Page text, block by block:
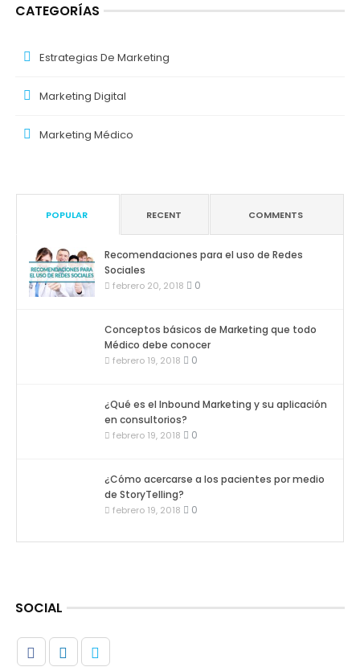
CATEGORÍAS
Estrategias De Marketing
Marketing Digital
Marketing Médico
POPULAR RECENT COMMENTS
Recomendaciones para el uso de Redes
Sociales
febrero 20, 2018 0
Conceptos básicos de Marketing que todo
Médico debe conocer
febrero 19, 2018 0
¿Qué es el Inbound Marketing y su aplicación
en consultorios?
febrero 19, 2018 0
¿Cómo acercarse a los pacientes por medio
de StoryTelling?
febrero 19, 2018 0
SOCIAL